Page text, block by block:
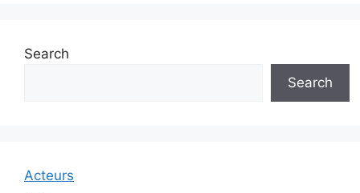
Search
Search
Acteurs